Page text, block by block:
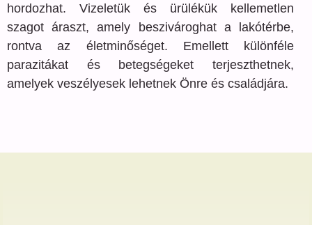
hordozhat. Vizeletük és ürülékük kellemetlen
szagot áraszt, amely beszivároghat a lakótérbe,
rontva az életminőséget. Emellett különféle
parazitákat és betegségeket terjeszthetnek,
amelyek veszélyesek lehetnek Önre és családjára.